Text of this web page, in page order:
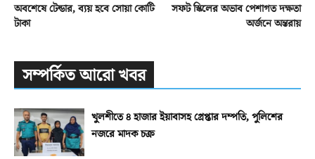
অবশেষে টেন্ডার, ব্যয় হবে সোয়া কোটি
টাকা
সফট স্কিলের অভাব পেশাগত দক্ষতা
অর্জনে অন্তরায়
সম্পর্কিত আরো খবর
খুলশীতে ৪ হাজার ইয়াবাসহ গ্রেপ্তার দম্পতি, পুলিশের
নজরে মাদক চক্র